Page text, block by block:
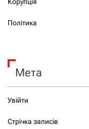
Корупція
Політика
Мета
Увійти
Стрічка записів